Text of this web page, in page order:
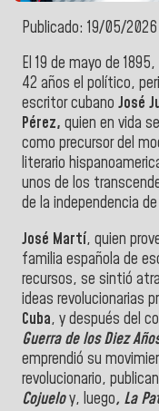
Publicado: 19/05/2026
El 19 de mayo de
42 años el político,
escritor cubano José
Pérez, quien en vida
como precursor del
literario
unos de los
de la independencia
José Martí, quien
familia española de
recursos, se sintió
ideas revolucionarias
Cuba, y después del
Guerra de los Diez
emprendió su
revolucionario,
Cojueloy, luego, La